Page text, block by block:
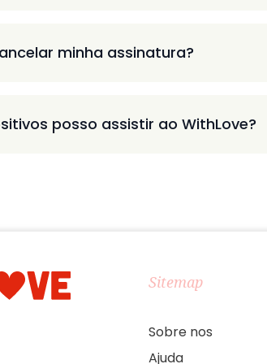
minha assinatura?
posso assistir ao WithLove?
Sitemap
Sobre nos
Ajuda